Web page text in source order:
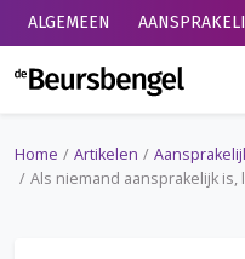
ALGEMEEN
de
Home Artikelen
Als niemand aansprakelijk is,